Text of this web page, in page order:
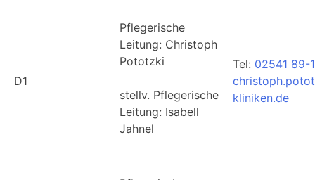
D1
Pflegerische
Leitung: Christoph
Pototzki
stellv. Pflegerische
Leitung: Isabell
Jahnel
Tel: 02541 89-
kliniken.de